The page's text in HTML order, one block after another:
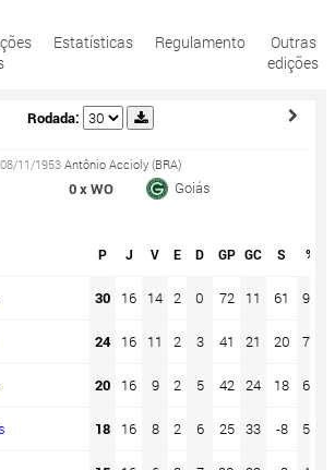
Estatísticas Regulamento
Outras
edições
Rodada:
08/11/1953 Antônio Accioly (BRA)
0 x WO Goiás
P J V E D GP GC S %
30 16 14 2 0 72 11 61 94
24 16 11 2 3 41 21 20 75
20 16 9 2 5 42 24 18 63
18 16 8 2 6 25 33 -8 56